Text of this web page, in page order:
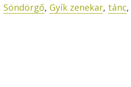
Söndörgő, Gyík zenekar, tánc,